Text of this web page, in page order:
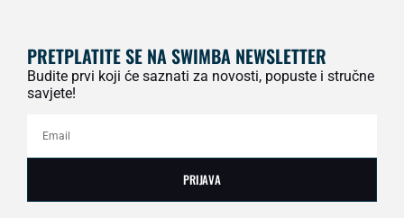
PRETPLATITE SE NA SWIMBA NEWSLETTER
Budite prvi koji će saznati za novosti, popuste i stručne
savjete!
PRIJAVA